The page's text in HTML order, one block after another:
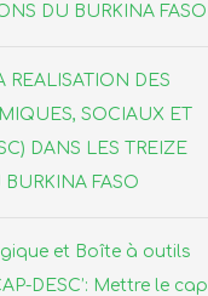
DU BURKINA FASO
REALISATION DES
SOCIAUX ET
DANS LES TREIZE
BURKINA FASO
et Boîte à outils
DESC’: Mettre le cap